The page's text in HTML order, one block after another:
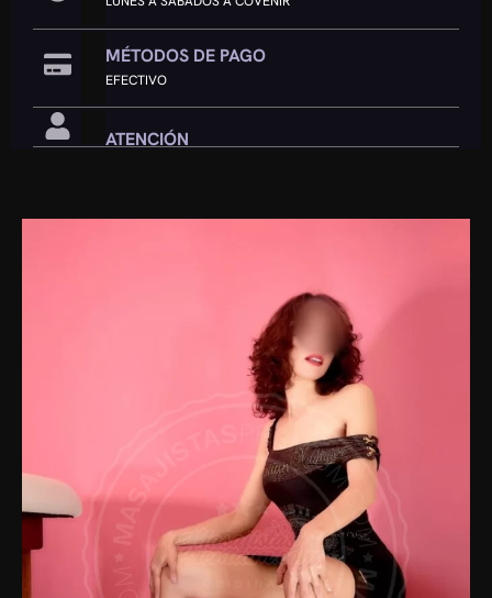
MÉTODOS DE PAGO
EFECTIVO
ATENCIÓN